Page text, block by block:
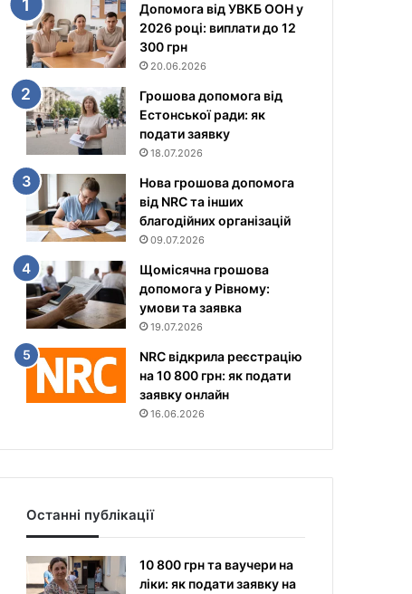
Допомога від УВКБ ООН у
2026 році: виплати до 12
300 грн
20.06.2026
Грошова допомога від
Естонської ради: як
подати заявку
18.07.2026
Нова грошова допомога
від NRC та інших
благодійних організацій
09.07.2026
Щомісячна грошова
допомога у Рівному:
умови та заявка
19.07.2026
NRC відкрила реєстрацію
на 10 800 грн: як подати
заявку онлайн
16.06.2026
Останні публікації
10 800 грн та ваучери на
ліки: як подати заявку на